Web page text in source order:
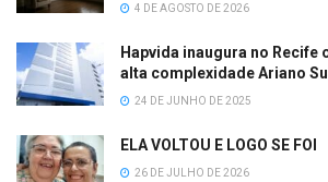
4 DE AGOSTO DE 2026
Hapvida inaugura no Recife
alta complexidade Ariano
24 DE JUNHO DE 2025
ELA VOLTOU E LOGO SE FOI
26 DE JULHO DE 2026